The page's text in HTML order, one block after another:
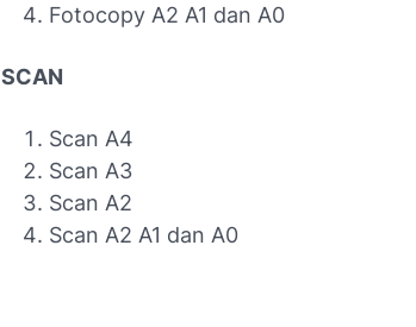
Fotocopy A2 A1 dan A0
SCAN
Scan A4
Scan A3
Scan A2
Scan A2 A1 dan A0